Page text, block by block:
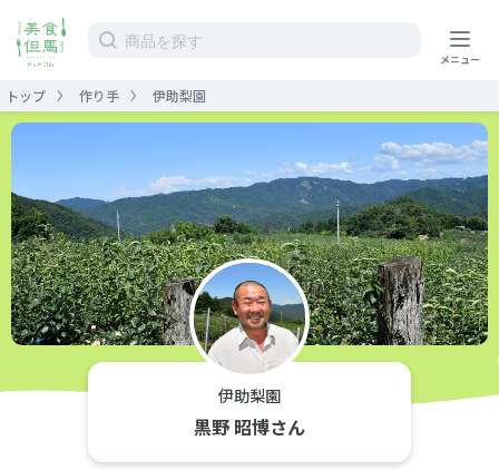
ホーム
ストア
作り手
運営情報
トップ 作り手 伊助梨園
伊助梨園
黒野 昭博さん